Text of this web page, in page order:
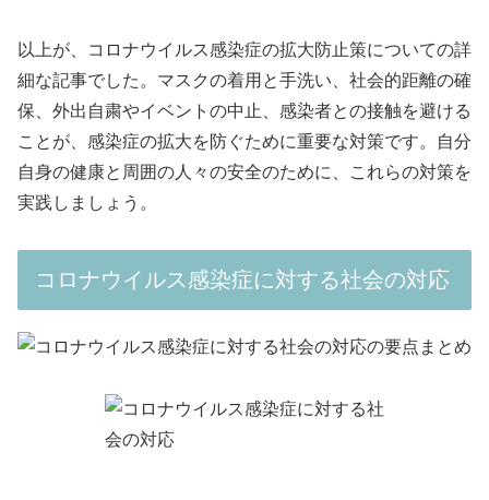
以上が、コロナウイルス感染症の拡大防止策についての詳
細な記事でした。マスクの着用と手洗い、社会的距離の確
保、外出自粛やイベントの中止、感染者との接触を避ける
ことが、感染症の拡大を防ぐために重要な対策です。自分
自身の健康と周囲の人々の安全のために、これらの対策を
実践しましょう。
コロナウイルス感染症に対する社会の対応